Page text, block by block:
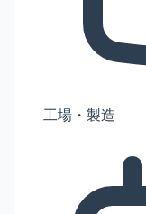
工場・製造